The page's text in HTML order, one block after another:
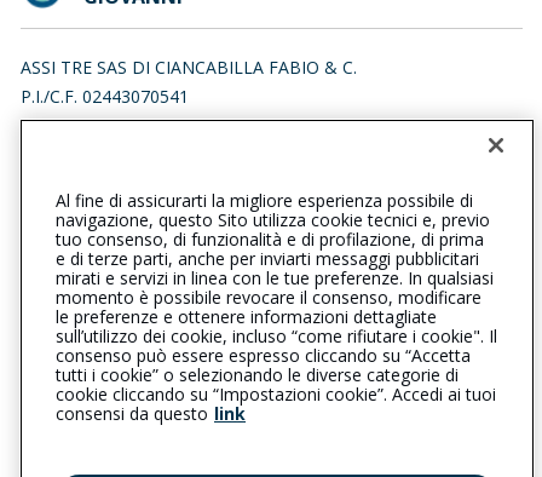
ASSI TRE SAS DI CIANCABILLA FABIO & C.
P.I./C.F. 02443070541
VIA POZZOLO 15, 06084 BETTONA (PG)
0758011180 0758011180
bastiapontesangiovanni@cattolica.it
pec.assitre@pec.it
L’intermediario è soggetto al controllo dell’IVASS. Consulta il
Registro RUI al seguentelink
Al fine di assicurarti la migliore esperienza possibile di
navigazione, questo Sito utilizza cookie tecnici e, previo
tuo consenso, di funzionalità e di profilazione, di prima
e di terze parti, anche per inviarti messaggi pubblicitari
mirati e servizi in linea con le tue preferenze. In qualsiasi
momento è possibile revocare il consenso, modificare
le preferenze e ottenere informazioni dettagliate
sull’utilizzo dei cookie, incluso “come rifiutare i cookie". Il
consenso può essere espresso cliccando su “Accetta
tutti i cookie” o selezionando le diverse categorie di
cookie cliccando su “Impostazioni cookie”. Accedi ai tuoi
consensi da questo link